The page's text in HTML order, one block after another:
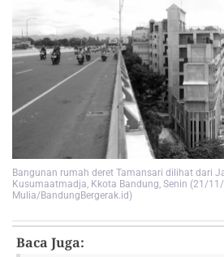
Bangunan rumah deret Tamansari dilihat dari
Kusumaatmadja, Kkota Bandung, Senin (21/
Mulia/BandungBergerak.id)
Baca Juga: